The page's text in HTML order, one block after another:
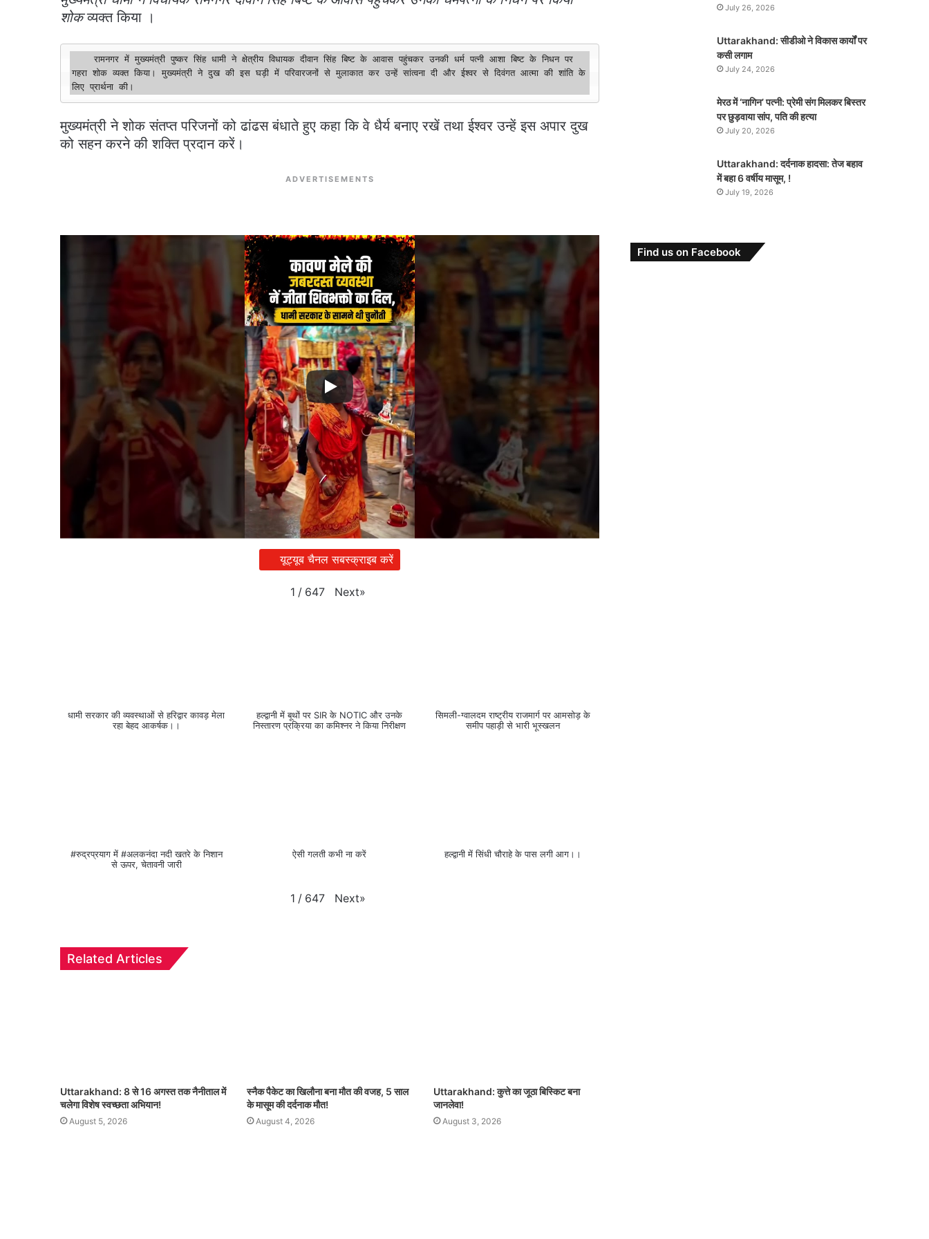
शोकव्यक्त किया ।
    रामनगर में मुख्यमंत्री पुष्कर सिंह धामी ने क्षेत्रीय विधायक दीवान सिंह बिष्ट के आवास पहुंचकर उनकी धर्म पत्नी आशा बिष्ट के निधन पर
गहरा शोक व्यक्त किया। मुख्यमंत्री ने दुख की इस घड़ी में परिवारजनों से मुलाकात कर उन्हें सांत्वना दी और ईश्वर से दिवंगत आत्मा की शांति के
मुख्यमंत्री ने शोक संतप्त परिजनों को ढांढस बंधाते हुए कहा कि वे धैर्य बनाए रखें तथा ईश्वर उन्हें इस अपार दुख
को सहन करने की शक्ति प्रदान करें।
ADVERTISEMENTS
यूट्यूब चैनल सबस्क्राइब करें
1 / 647 Next»
धामी सरकार की व्यवस्थाओं से हरिद्वार कावड़ मेला
रहा बेहद आकर्षक।।
हल्द्वानी में बूथों पर SIR के NOTIC और उनके
निस्तारण प्रक्रिया का कमिश्नर ने किया निरीक्षण
सिमली-ग्वालदम राष्ट्रीय राजमार्ग पर आमसोड़ के
समीप पहाड़ी से भारी भूस्खलन
#रुद्रप्रयाग में #अलकनंदा नदी खतरे के निशान
से ऊपर, चेतावनी जारी
ऐसी गलती कभी ना करें हल्द्वानी में सिंधी चौराहे के पास लगी आग।।
1 / 647 Next»
Related Articles
Uttarakhand: 8 से 16 अगस्त तक नैनीताल में
चलेगा विशेष स्वच्छता अभियान!
August 5, 2026
स्नैक पैकेट का खिलौना बना मौत की वजह, 5 साल
के मासूम की दर्दनाक मौत!
August 4, 2026
Uttarakhand: कुत्ते का जूठा बिस्किट बना
जानलेवा!
August 3, 2026
July 26, 2026
Uttarakhand: सीडीओ ने विकास कार्यों पर
कसी लगाम
July 24, 2026
मेरठ में ‘नागिन’ पत्नी: प्रेमी संग मिलकर बिस्तर
पर छुड़वाया सांप, पति की हत्या
July 20, 2026
Uttarakhand: दर्दनाक हादसा: तेज बहाव
में बहा 6 वर्षीय मासूम, !
July 19, 2026
Find us on Facebook